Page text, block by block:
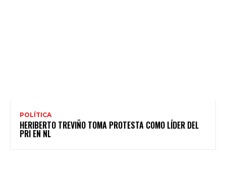
POLÍTICA
HERIBERTO TREVIÑO TOMA PROTESTA COMO LÍDER DEL
PRI EN NL